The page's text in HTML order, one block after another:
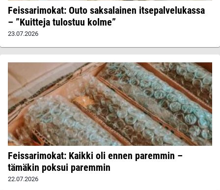
Feissarimokat: Outo saksalainen itsepalvelukassa
– ”Kuitteja tulostuu kolme”
23.07.2026
Feissarimokat: Kaikki oli ennen paremmin –
tämäkin poksui paremmin
22.07.2026